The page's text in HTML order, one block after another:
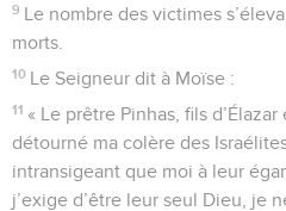
9 Le nombre des victimes
morts.
10 Le Seigneur dit à Moïse :
11 « Le prêtre Pinhas, fils
détourné ma colère des
intransigeant que moi à leur
j’exige d’être leur seul Dieu, je